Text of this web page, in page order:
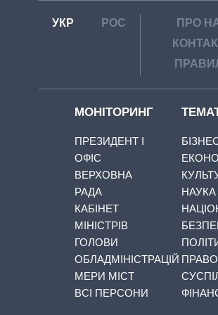
УКР РОС
ПРО
МОНІТОРИНГ
ПРЕЗИДЕНТ І
ОФІС
ВЕРХОВНА
РАДА
КАБІНЕТ
МІНІСТРІВ
ГОЛОВИ
ОБЛАДМІНІСТРАЦІЙ
МЕРИ МІСТ
ВСІ ПЕРСОНИ
НАУКА
ПРАВО